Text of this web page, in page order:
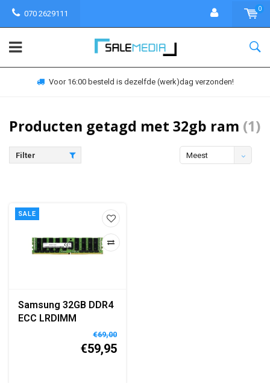
070 2629111
0
Voor 16:00 besteld is dezelfde (werk)dag verzonden!
Producten getagd met 32gb ram (1)
Filter
Meest
SALE
Samsung 32GB DDR4
ECC LRDIMM
€69,00
€59,95